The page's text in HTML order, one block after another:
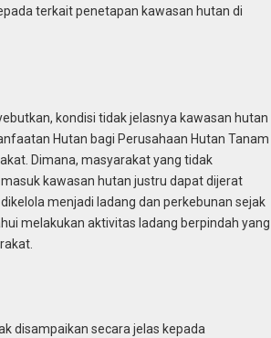
terkait penetapan kawasan hutan di
kondisi tidak jelasnya kawasan hutan
Hutan bagi Perusahaan Hutan Tanam
Dimana, masyarakat yang tidak
kawasan hutan justru dapat dijerat
menjadi ladang dan perkebunan sejak
melakukan aktivitas ladang berpindah yang
disampaikan secara jelas kepada